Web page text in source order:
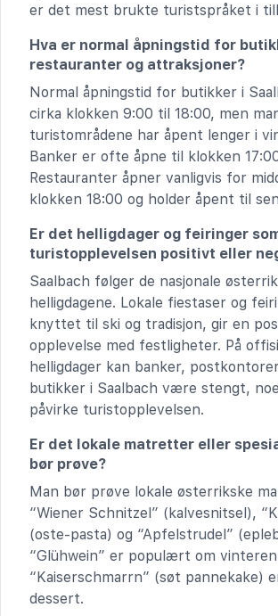
er det mest brukte turistspråket i
Hva er normal åpningstid for
restauranter og attraksjoner?
Normal åpningstid for butikker i
cirka klokken 9:00 til 18:00, men
turistområdene har åpent lenger i
Banker er ofte åpne til klokken
Restauranter åpner vanligvis for
klokken 18:00 og holder åpent til
Er det helligdager og feiringer
turistopplevelsen positivt eller
Saalbach følger de nasjonale
helligdagene. Lokale fiestaser og
knyttet til ski og tradisjon, gir en
opplevelse med festligheter. På
helligdager kan banker,
butikker i Saalbach være stengt,
påvirke turistopplevelsen.
Er det lokale matretter eller
bør prøve?
Man bør prøve lokale østerrikske
“Wiener Schnitzel” (kalvesnitsel),
(oste-pasta) og “Apfelstrudel”
“Glühwein” er populært om
“Kaiserschmarrn” (søt pannekake)
dessert.